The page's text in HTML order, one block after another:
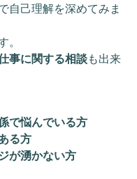
自己理解を深めてみま
。
事に関する相談も出来
で悩んでいる方
る方
が湧かない方